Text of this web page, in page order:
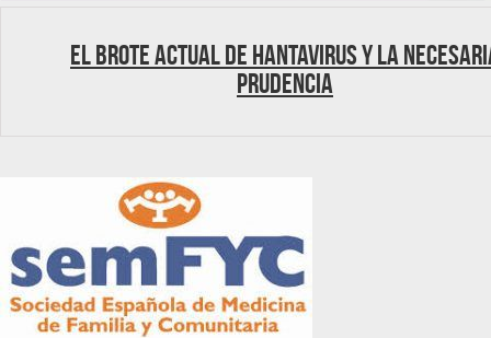
El brote actual de hantavirus y la
prudencia